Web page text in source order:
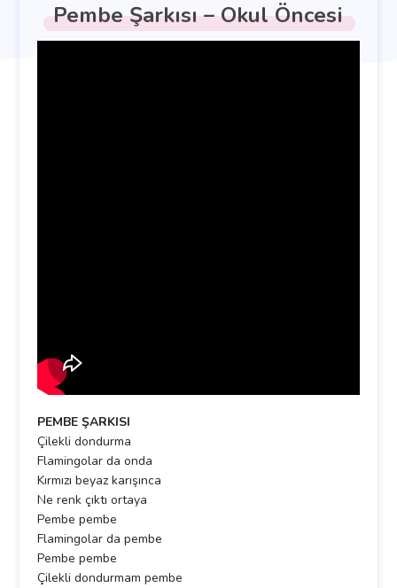
Pembe Şarkısı – Okul Öncesi
PEMBE ŞARKISI
Çilekli dondurma
Flamingolar da onda
Kırmızı beyaz karışınca
Ne renk çıktı ortaya
Pembe pembe
Flamingolar da pembe
Pembe pembe
Çilekli dondurmam pembe